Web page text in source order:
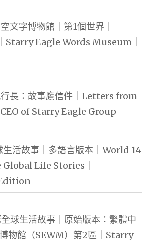
空文字博物館｜第1個世界｜
Starry Eagle Words Museum｜
行長：故事鷹信件｜Letters from
of Starry Eagle Group
生活故事｜多語言版本｜World 14
Global Life Stories｜
球生活故事｜原始版本：繁體中
物館（SEWM）第2區｜Starry